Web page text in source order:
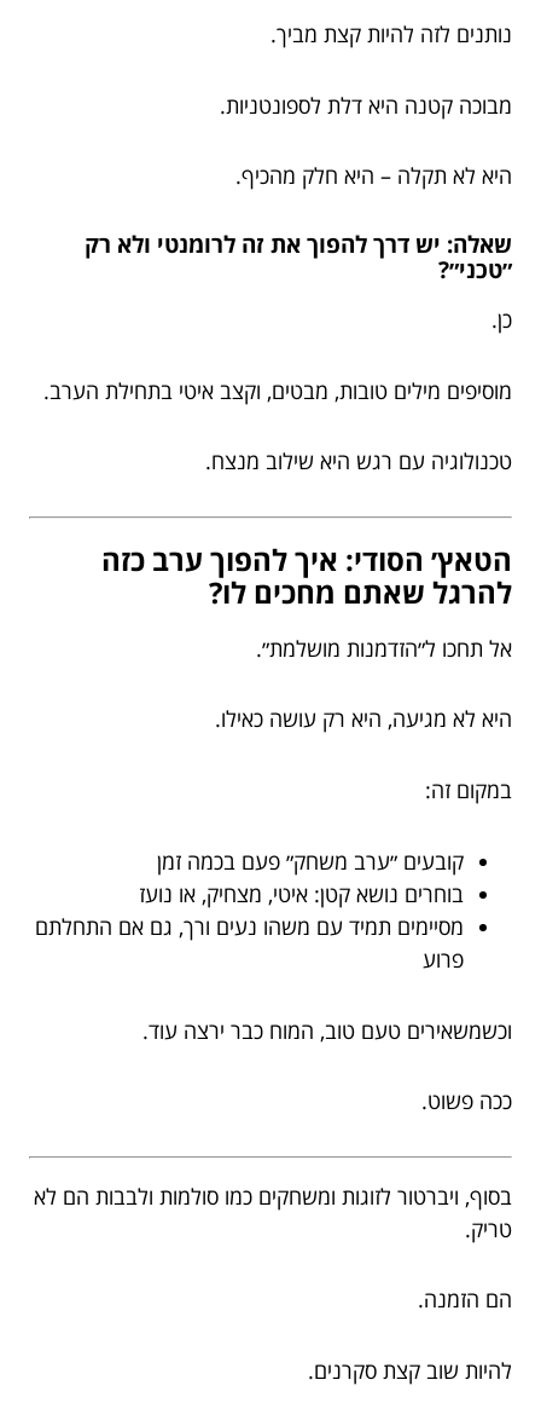
נותנים לזה להיות קצת מביך.
מבוכה קטנה היא דלת לספונטניות.
היא לא תקלה – היא חלק מהכיף.
שאלה: יש דרך להפוך את זה לרומנטי ולא רק
״טכני״?
כן.
מוסיפים מילים טובות, מבטים, וקצב איטי בתחילת הערב.
טכנולוגיה עם רגש היא שילוב מנצח.
הטאץ׳ הסודי: איך להפוך ערב כזה
להרגל שאתם מחכים לו?
אל תחכו ל״הזדמנות מושלמת״.
היא לא מגיעה, היא רק עושה כאילו.
במקום זה:
קובעים ״ערב משחק״ פעם בכמה זמן
בוחרים נושא קטן: איטי, מצחיק, או נועז
מסיימים תמיד עם משהו נעים ורך, גם אם התחלתם
פרוע
וכשמשאירים טעם טוב, המוח כבר ירצה עוד.
ככה פשוט.
בסוף, ויברטור לזוגות ומשחקים כמו סולמות ולבבות הם לא
טריק.
הם הזמנה.
להיות שוב קצת סקרנים.